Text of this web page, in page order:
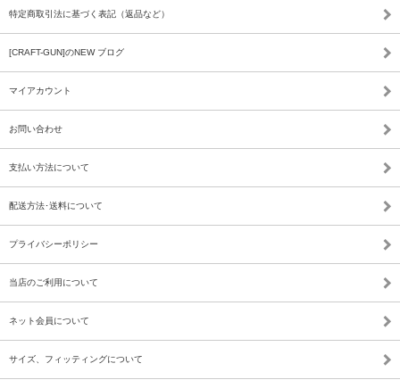
特定商取引法に基づく表記（返品など）
[CRAFT-GUN]のNEW ブログ
マイアカウント
お問い合わせ
支払い方法について
配送方法･送料について
プライバシーポリシー
当店のご利用について
ネット会員について
サイズ、フィッティングについて